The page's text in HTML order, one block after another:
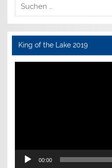
King of the Lake 2019
Video-
00:00